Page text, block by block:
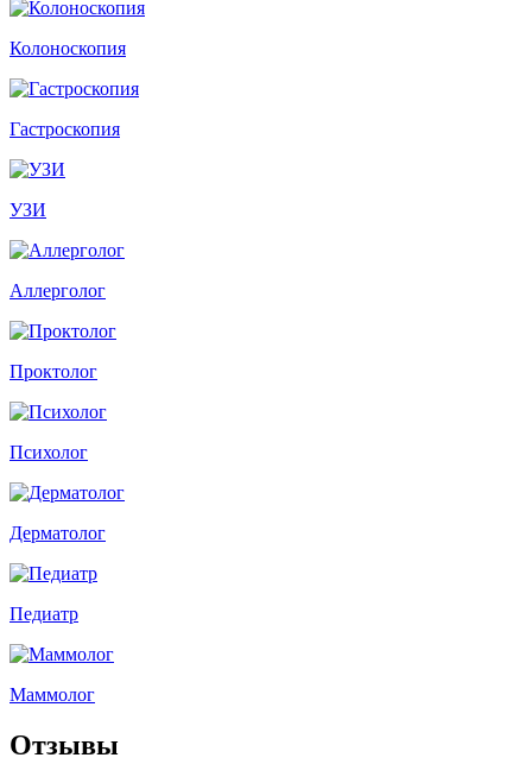
Колоноскопия
Гастроскопия
УЗИ
Аллерголог
Проктолог
Психолог
Дерматолог
Педиатр
Маммолог
Отзывы